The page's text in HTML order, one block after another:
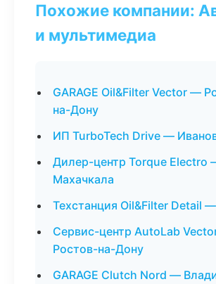
Похожие компании:
и мультимедиа
GARAGE Oil&Filter Vector —
на-Дону
ИП TurboTech Drive —
Дилер-центр Torque Electro
Махачкала
Техстанция Oil&Filter Detail
Сервис-центр AutoLab
Ростов-на-Дону
GARAGE Clutch Nord —